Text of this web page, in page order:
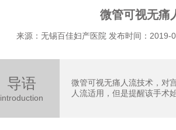
微管可视无痛
来源：无锡百佳妇产医院 发布时间：
导语
introduction
微管可视无痛人流技术，对
人流适用，但是提醒该手术